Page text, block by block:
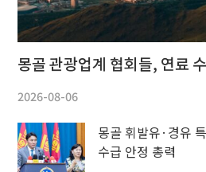
몽골 관광업계 협회들, 연료
2026-08-06
몽골 휘발유·경유
수급 안정 총력